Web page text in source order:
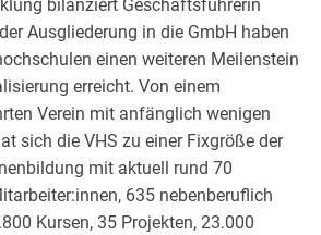
bilanziert Geschäftsführerin
Ausgliederung in die GmbH haben
einen weiteren Meilenstein
erreicht. Von einem
Verein mit anfänglich wenigen
sich die VHS zu einer Fixgröße der
mit aktuell rund 70
635 nebenberuflich
Kursen, 35 Projekten, 23.000